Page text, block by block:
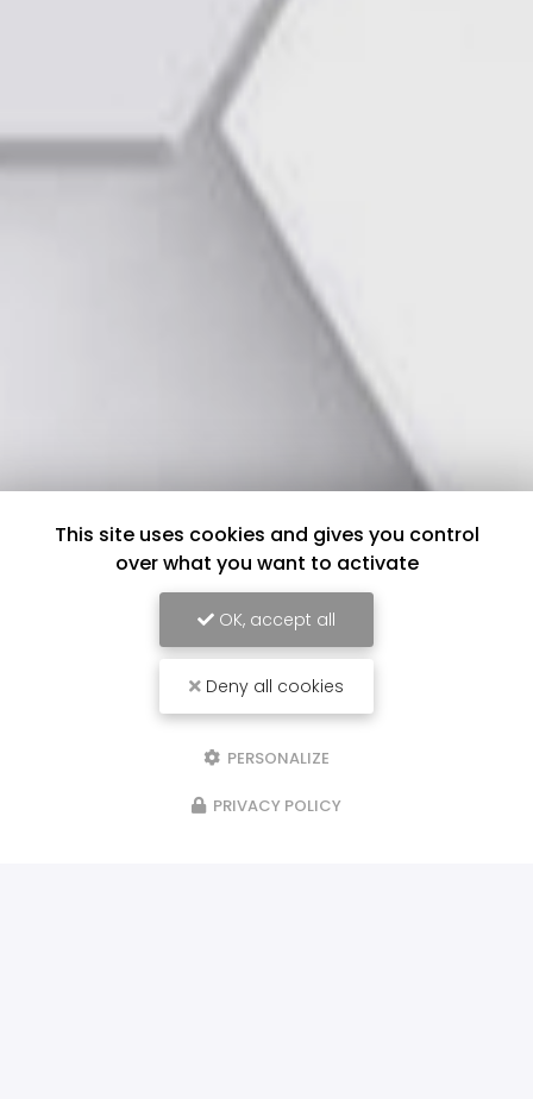
This site uses cookies and gives you control
over what you want to activate
OK, accept all
Deny all cookies
PERSONALIZE
PRIVACY POLICY